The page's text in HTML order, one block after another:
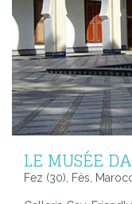
LE MUSÉE
Fez (30), Fès,